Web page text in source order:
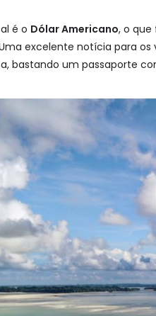
é o Dólar Americano, o que
excelente notícia para os
bastando um passaporte